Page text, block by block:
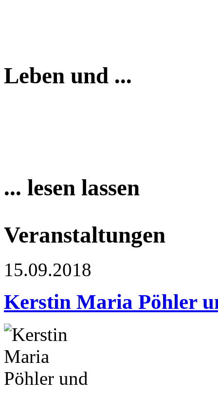
Leben und ...
... lesen lassen
Veranstaltungen
15.09.2018
Kerstin Maria Pöhler